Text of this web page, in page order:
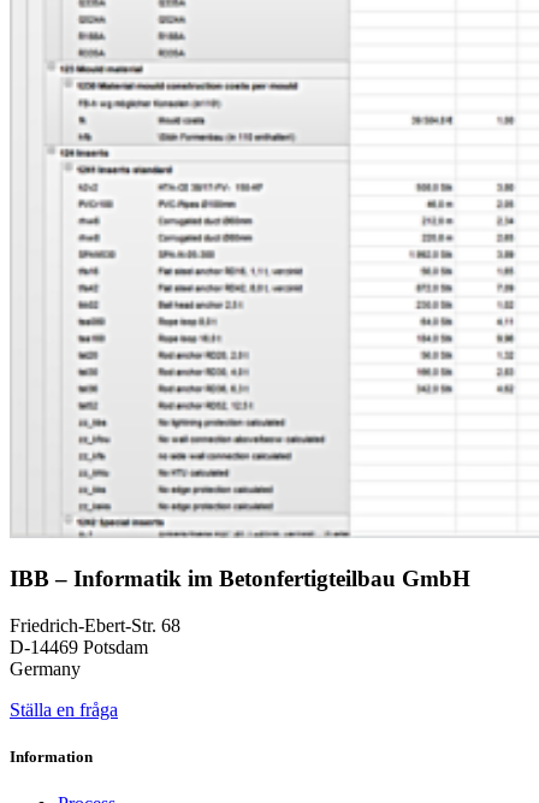
IBB – Informatik im Betonfertigteilbau GmbH
Friedrich-Ebert-Str. 68
D-14469 Potsdam
Germany
Ställa en fråga
Information